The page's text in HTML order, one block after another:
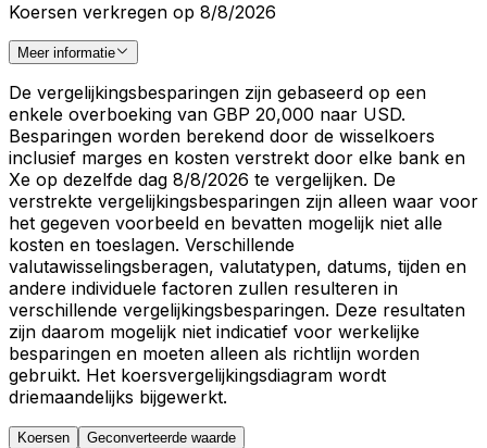
Koersen verkregen op 8/8/2026
Meer informatie
De vergelijkingsbesparingen zijn gebaseerd op een
enkele overboeking van GBP 20,000 naar USD.
Besparingen worden berekend door de wisselkoers
inclusief marges en kosten verstrekt door elke bank en
Xe op dezelfde dag 8/8/2026 te vergelijken. De
verstrekte vergelijkingsbesparingen zijn alleen waar voor
het gegeven voorbeeld en bevatten mogelijk niet alle
kosten en toeslagen. Verschillende
valutawisselingsberagen, valutatypen, datums, tijden en
andere individuele factoren zullen resulteren in
verschillende vergelijkingsbesparingen. Deze resultaten
zijn daarom mogelijk niet indicatief voor werkelijke
besparingen en moeten alleen als richtlijn worden
gebruikt. Het koersvergelijkingsdiagram wordt
driemaandelijks bijgewerkt.
Koersen Geconverteerde waarde